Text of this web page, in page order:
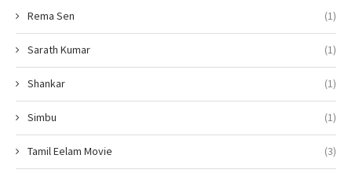
Rema Sen (1)
Sarath Kumar (1)
Shankar (1)
Simbu (1)
Tamil Eelam Movie (3)